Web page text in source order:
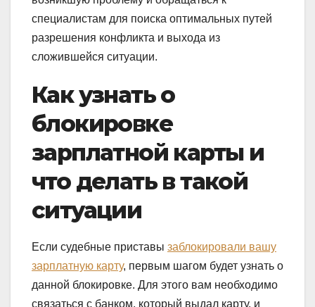
специалистам для поиска оптимальных путей
разрешения конфликта и выхода из
сложившейся ситуации.
Как узнать о
блокировке
зарплатной карты и
что делать в такой
ситуации
Если судебные приставы заблокировали вашу
зарплатную карту, первым шагом будет узнать о
данной блокировке. Для этого вам необходимо
связаться с банком, который выдал карту, и